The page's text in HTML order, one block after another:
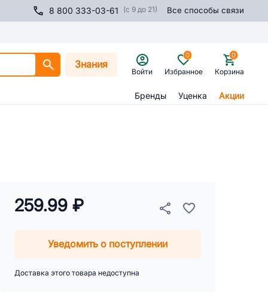
8 800 333-03-61 (с 9 до 21) Все способы связи
Знания
Войти Избранное
0
Корзина
0
Бренды Уценка Акции
259.99 ₽
Уведомить о поступлении
Доставка этого товара недоступна